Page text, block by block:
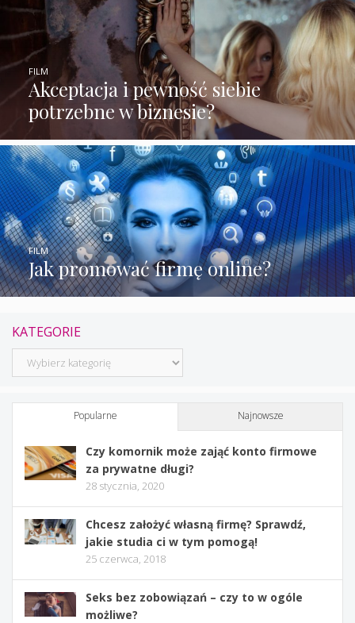
Akceptacja i pewność siebie
potrzebne w biznesie?
FILM
Jak promować firmę online?
FILM
KATEGORIE
Kategorie
Popularne Najnowsze
Czy komornik może zająć konto firmowe
za prywatne długi?
28 stycznia, 2020
Chcesz założyć własną firmę? Sprawdź,
jakie studia ci w tym pomogą!
25 czerwca, 2018
Seks bez zobowiązań – czy to w ogóle
możliwe?